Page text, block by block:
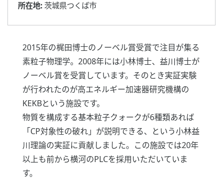
所在地:茨城県つくば市
2015年の梶田博士のノーベル賞受賞で注目が集る
素粒子物理学。2008年には小林博士、益川博士が
ノーベル賞を受賞しています。そのとき実証実験
が行われたのが高エネルギー加速器研究機構の
KEKBという施設です。
物質を構成する基本粒子クォークが6種類あれば
「CP対象性の破れ」が説明できる、という小林益
川理論の実証に貢献しました。この施設では20年
以上も前から横河のPLCを採用いただいていま
す。